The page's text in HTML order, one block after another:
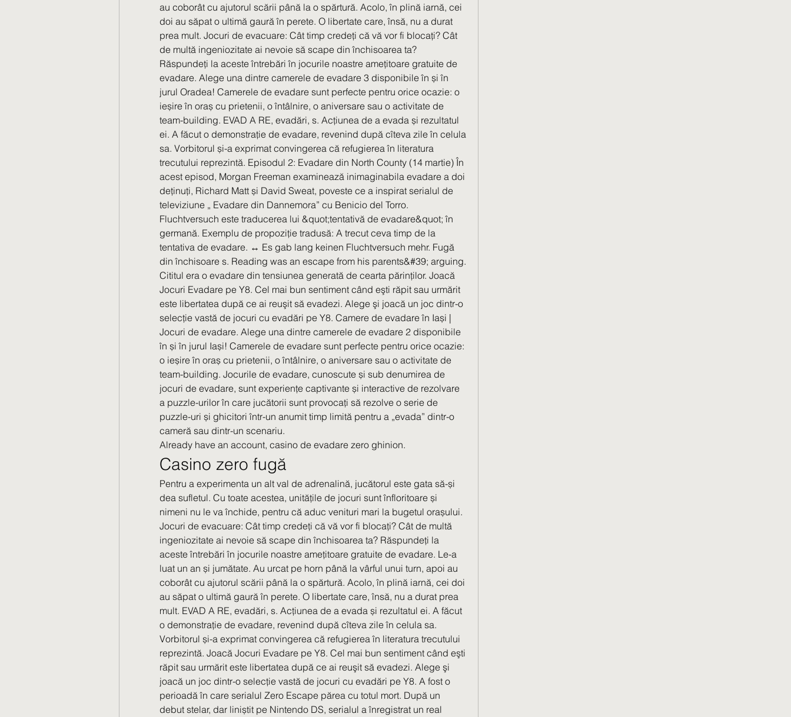
au coborât cu ajutorul scării până la o spărtură. Acolo, în plină iarnă, cei
doi au săpat o ultimă gaură în perete. O libertate care, însă, nu a durat
prea mult. Jocuri de evacuare: Cât timp credeți că vă vor fi blocați? Cât
de multă ingeniozitate ai nevoie să scape din închisoarea ta?
Răspundeți la aceste întrebări în jocurile noastre amețitoare gratuite de
evadare. Alege una dintre camerele de evadare 3 disponibile în și în
jurul Oradea! Camerele de evadare sunt perfecte pentru orice ocazie: o
ieșire în oraș cu prietenii, o întâlnire, o aniversare sau o activitate de
team-building. EVAD A RE, evadări, s. Acțiunea de a evada și rezultatul
ei. A făcut o demonstrație de evadare, revenind după cîteva zile în celula
sa. Vorbitorul și-a exprimat convingerea că refugierea în literatura
trecutului reprezintă. Episodul 2: Evadare din North County (14 martie) În
acest episod, Morgan Freeman examinează inimaginabila evadare a doi
deținuți, Richard Matt și David Sweat, poveste ce a inspirat serialul de
televiziune „ Evadare din Dannemora” cu Benicio del Torro.
Fluchtversuch este traducerea lui &quot;tentativă de evadare&quot; în
germană. Exemplu de propoziție tradusă: A trecut ceva timp de la
tentativa de evadare. ↔ Es gab lang keinen Fluchtversuch mehr. Fugă
din închisoare s. Reading was an escape from his parents&#39; arguing.
Cititul era o evadare din tensiunea generată de cearta părinților. Joacă
Jocuri Evadare pe Y8. Cel mai bun sentiment când eşti răpit sau urmărit
este libertatea după ce ai reuşit să evadezi. Alege şi joacă un joc dintr-o
selecţie vastă de jocuri cu evadări pe Y8. Camere de evadare în Iași |
Jocuri de evadare. Alege una dintre camerele de evadare 2 disponibile
în și în jurul Iași! Camerele de evadare sunt perfecte pentru orice ocazie:
o ieșire în oraș cu prietenii, o întâlnire, o aniversare sau o activitate de
team-building. Jocurile de evadare, cunoscute și sub denumirea de
jocuri de evadare, sunt experiențe captivante și interactive de rezolvare
a puzzle-urilor în care jucătorii sunt provocați să rezolve o serie de
puzzle-uri și ghicitori într-un anumit timp limită pentru a „evada” dintr-o
cameră sau dintr-un scenariu.
Already have an account, casino de evadare zero ghinion.
Casino zero fugă
Pentru a experimenta un alt val de adrenalină, jucătorul este gata să-și
dea sufletul. Cu toate acestea, unitățile de jocuri sunt înfloritoare și
nimeni nu le va închide, pentru că aduc venituri mari la bugetul orașului.
Jocuri de evacuare: Cât timp credeți că vă vor fi blocați? Cât de multă
ingeniozitate ai nevoie să scape din închisoarea ta? Răspundeți la
aceste întrebări în jocurile noastre amețitoare gratuite de evadare. Le-a
luat un an și jumătate. Au urcat pe horn până la vârful unui turn, apoi au
coborât cu ajutorul scării până la o spărtură. Acolo, în plină iarnă, cei doi
au săpat o ultimă gaură în perete. O libertate care, însă, nu a durat prea
mult. EVAD A RE, evadări, s. Acțiunea de a evada și rezultatul ei. A făcut
o demonstrație de evadare, revenind după cîteva zile în celula sa.
Vorbitorul și-a exprimat convingerea că refugierea în literatura trecutului
reprezintă. Joacă Jocuri Evadare pe Y8. Cel mai bun sentiment când eşti
răpit sau urmărit este libertatea după ce ai reuşit să evadezi. Alege şi
joacă un joc dintr-o selecţie vastă de jocuri cu evadări pe Y8. A fost o
perioadă în care serialul Zero Escape părea cu totul mort. După un
debut stelar, dar liniștit pe Nintendo DS, serialul a înregistrat un real